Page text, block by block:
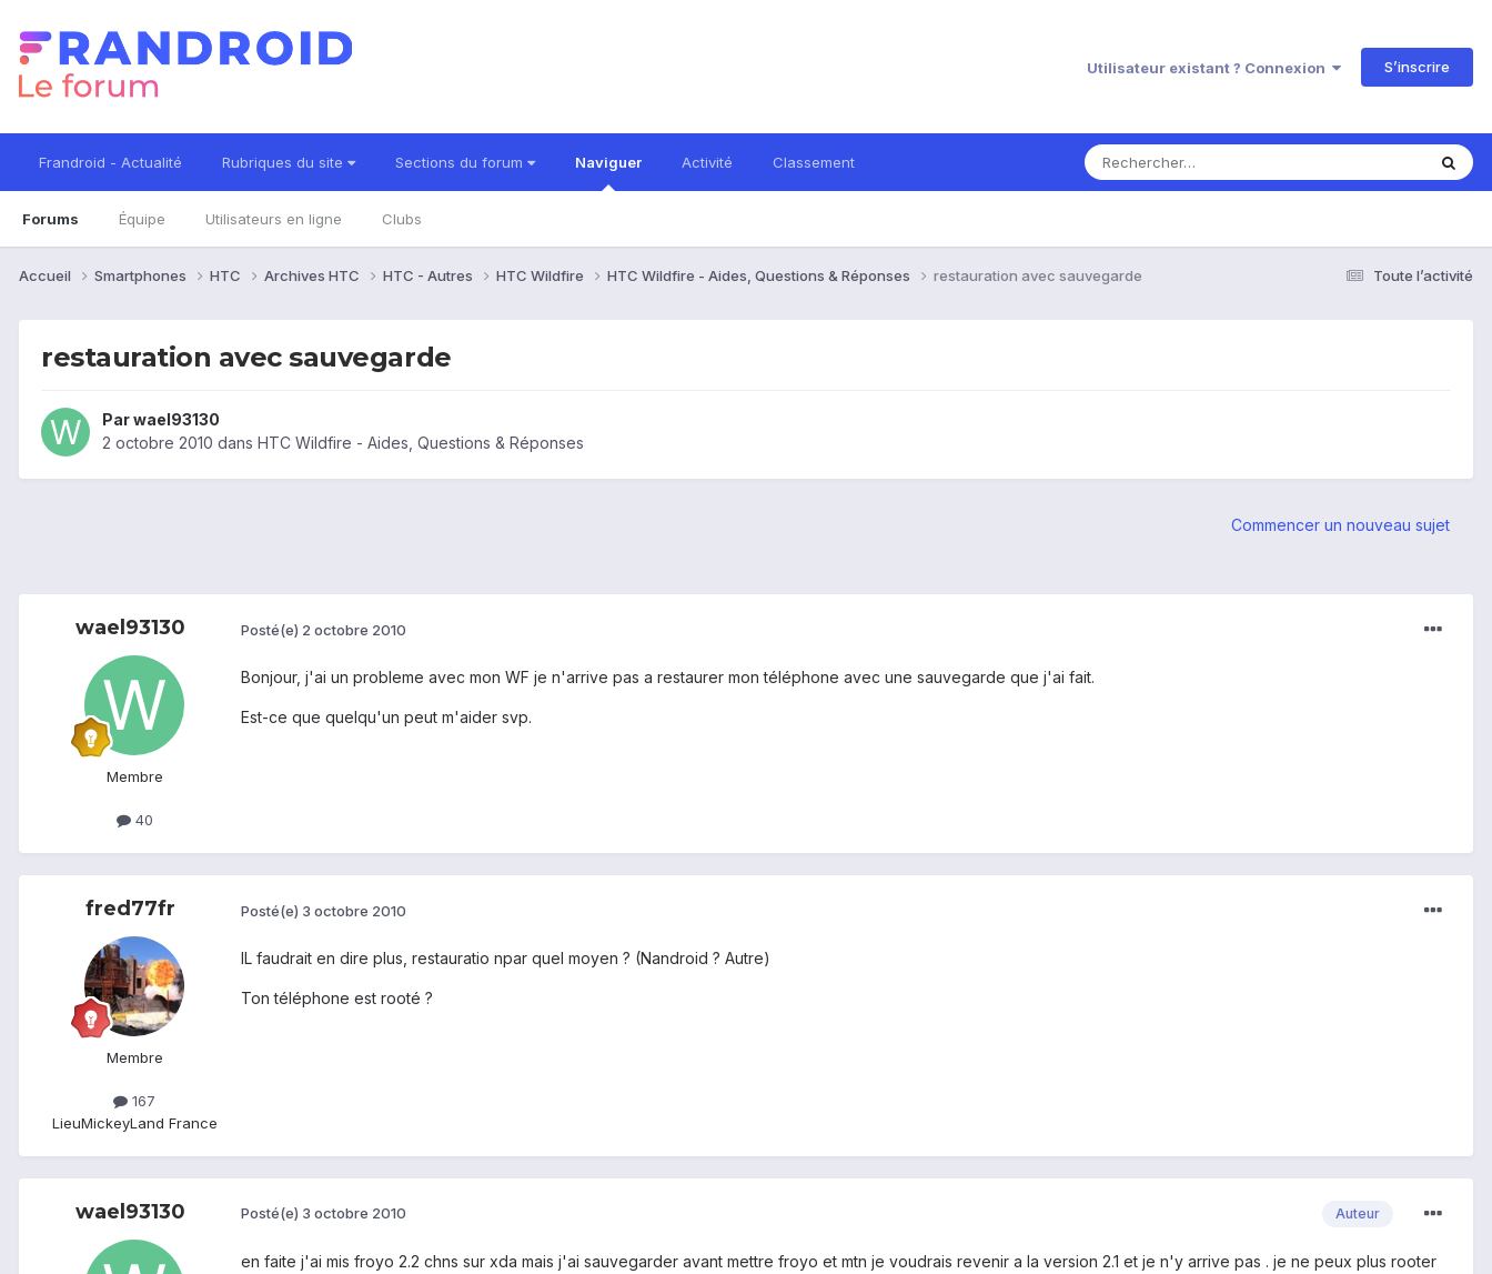
Utilisateur existant ? Connexion S’inscrire
Frandroid - Actualité Rubriques du site Sections du forum Naviguer
Forums Équipe Utilisateurs en ligne Clubs
Activité Classement
Toute l’activité
Accueil Smartphones HTC Archives HTC HTC - Autres HTC Wildfire HTC Wildfire - Aides, Questions & Réponses restauration avec sauvegarde
restauration avec sauvegarde
Parwael93130
2 octobre 2010 dans HTC Wildfire - Aides, Questions & Réponses
Commencer un nouveau sujet
wael93130
Membre
40
Posté(e) 2 octobre 2010
Bonjour, j'ai un probleme avec mon WF je n'arrive pas a restaurer mon téléphone avec une sauvegarde que j'ai fait.
Est-ce que quelqu'un peut m'aider svp.
fred77fr
Membre
167
LieuMickeyLand France
Posté(e) 3 octobre 2010
IL faudrait en dire plus, restauratio npar quel moyen ? (Nandroid ? Autre)
Ton téléphone est rooté ?
wael93130 Auteur
Posté(e) 3 octobre 2010
en faite j'ai mis froyo 2.2 chns sur xda mais j'ai sauvegarder avant mettre froyo et mtn je voudrais revenir a la version 2.1 et je n'y arrive pas . je ne peux plus rooter